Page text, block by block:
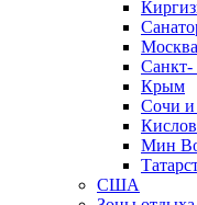
Москва
Санкт-
Крым
Сочи
Мин
США